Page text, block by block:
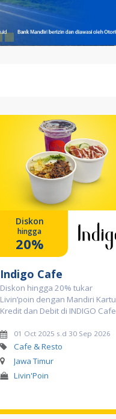
Diskon
hingga
20%
Indigo Cafe
Diskon hingga 20% tukar
Livin’poin dengan Mandiri Kartu
Kredit dan Debit di INDIGO Cafe
01 Oct 2025 s.d 30 Sep 2026
Cafe & Resto
Jawa Timur
Livin'Poin